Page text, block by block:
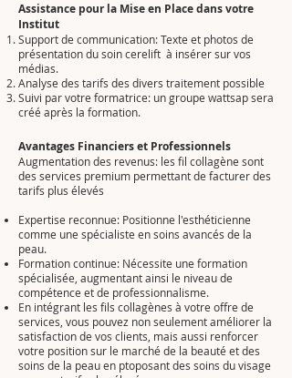
Assistance pour la Mise en Place dans votre
Institut
Support de communication: Texte et photos de
présentation du soin cerelift à insérer sur vos
médias.
Analyse des tarifs des divers traitement possible
Suivi par votre formatrice: un groupe wattsap sera
créé après la formation.
Avantages Financiers et Professionnels
Augmentation des revenus: les fil collagène sont
des services premium permettant de facturer des
tarifs plus élevés
Expertise reconnue: Positionne l'esthéticienne
comme une spécialiste en soins avancés de la
peau.
Formation continue: Nécessite une formation
spécialisée, augmentant ainsi le niveau de
compétence et de professionnalisme.
En intégrant les fils collagènes à votre offre de
services, vous pouvez non seulement améliorer la
satisfaction de vos clients, mais aussi renforcer
votre position sur le marché de la beauté et des
soins de la peau en ptoposant des soins du visage